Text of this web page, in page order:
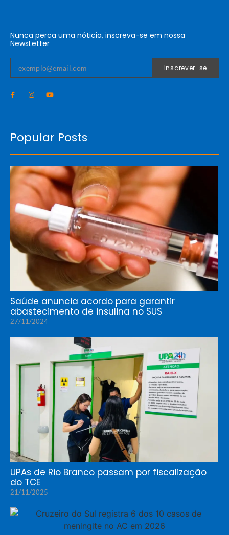
Nunca perca uma nóticia, inscreva-se em nossa
NewsLetter
Inscrever-se
Popular Posts
Saúde anuncia acordo para garantir
abastecimento de insulina no SUS
27/11/2024
UPAs de Rio Branco passam por fiscalização
do TCE
21/11/2025